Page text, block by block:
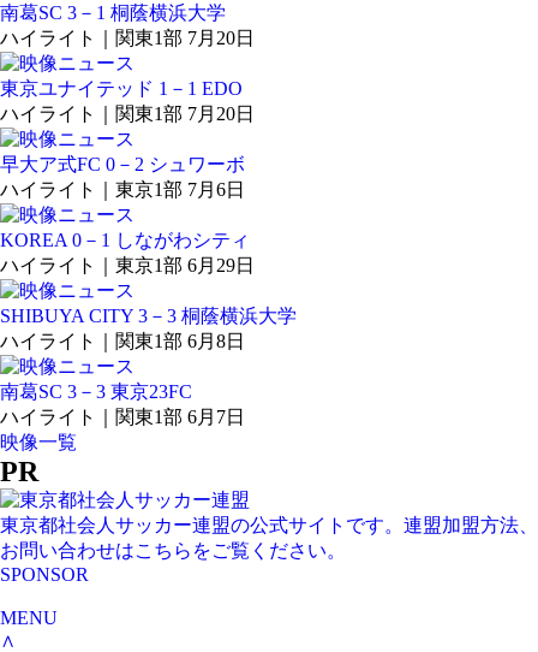
南葛SC 3－1 桐蔭横浜大学
ハイライト｜関東1部 7月20日
東京ユナイテッド 1－1 EDO
ハイライト｜関東1部 7月20日
早大ア式FC 0－2 シュワーボ
ハイライト｜東京1部 7月6日
KOREA 0－1 しながわシティ
ハイライト｜東京1部 6月29日
SHIBUYA CITY 3－3 桐蔭横浜大学
ハイライト｜関東1部 6月8日
南葛SC 3－3 東京23FC
ハイライト｜関東1部 6月7日
映像一覧
PR
東京都社会人サッカー連盟の公式サイトです。連盟加盟方法、
お問い合わせはこちらをご覧ください。
SPONSOR
MENU
∧